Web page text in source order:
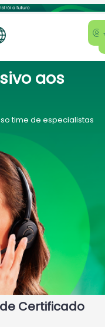
aos
time de especialistas
Certificado